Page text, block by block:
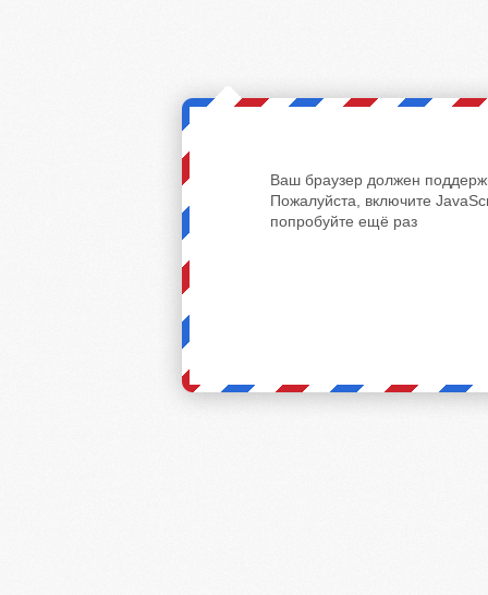
Ваш браузер должен
Пожалуйста, включите
попробуйте ещё раз